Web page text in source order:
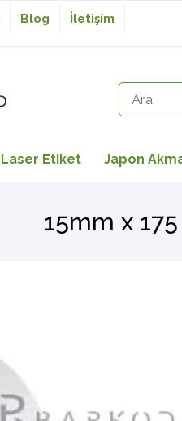
Blog
İletişim
Laser Etiket Japon
15mm x